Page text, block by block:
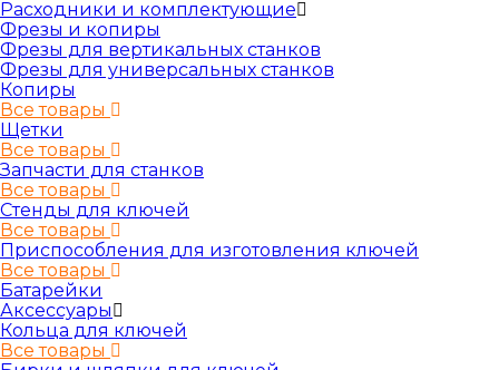
Расходники и комплектующие
Фрезы и копиры
Фрезы для вертикальных станков
Фрезы для универсальных станков
Копиры
Все товары
Щетки
Все товары
Запчасти для станков
Все товары
Стенды для ключей
Все товары
Приспособления для изготовления ключей
Все товары
Батарейки
Аксессуары
Кольца для ключей
Все товары